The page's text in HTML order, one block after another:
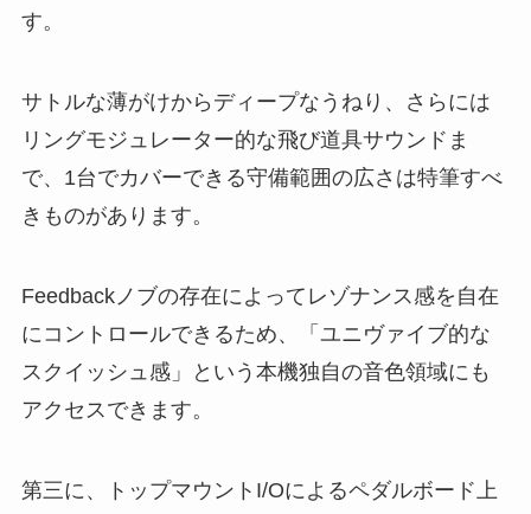
す。
サトルな薄がけからディープなうねり、さらには
リングモジュレーター的な飛び道具サウンドま
で、1台でカバーできる守備範囲の広さは特筆すべ
きものがあります。
Feedbackノブの存在によってレゾナンス感を自在
にコントロールできるため、「ユニヴァイブ的な
スクイッシュ感」という本機独自の音色領域にも
アクセスできます。
第三に、トップマウントI/Oによるペダルボード上